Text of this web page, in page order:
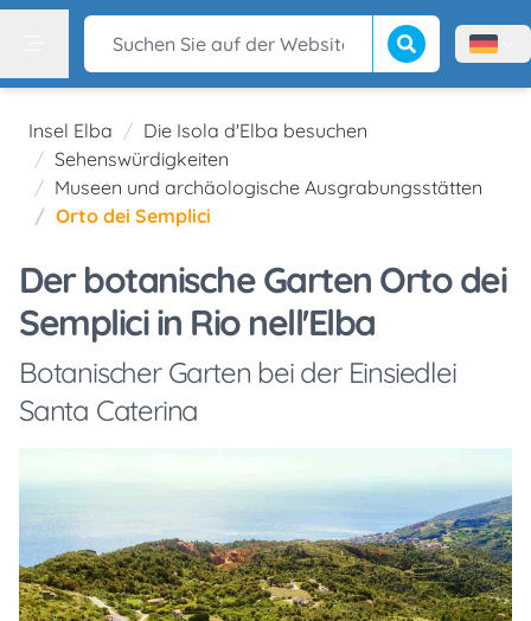
Suchen Sie auf der Website Suche beginnen
Menù
Insel Elba
Die Isola d'Elba besuchen
Sehenswürdigkeiten
Museen und archäologische Ausgrabungsstätten
Orto dei Semplici
Der botanische Garten Orto dei
Semplici in Rio nell'Elba
Botanischer Garten bei der Einsiedlei
Santa Caterina